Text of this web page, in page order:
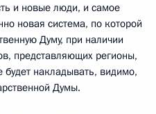
и новые люди, и самое
новая система, по которой
Думу, при наличии
представляющих регионы,
накладывать, видимо,
Думы.